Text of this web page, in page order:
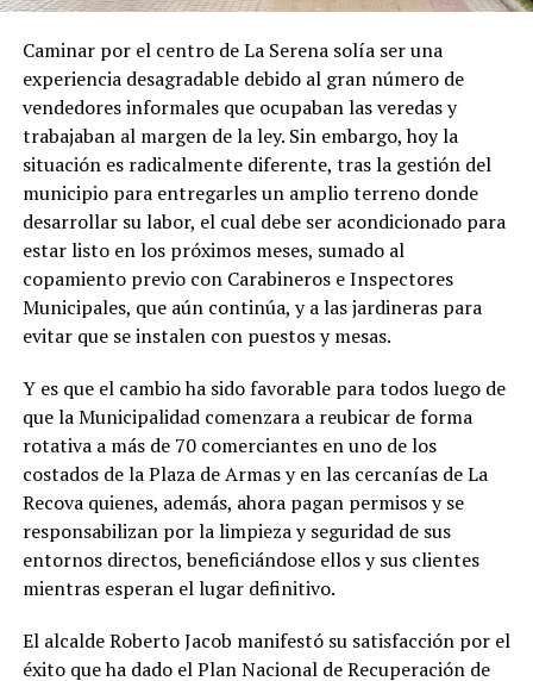
Caminar por el centro de La Serena solía ser una
experiencia desagradable debido al gran número de
vendedores informales que ocupaban las veredas y
trabajaban al margen de la ley. Sin embargo, hoy la
situación es radicalmente diferente, tras la gestión del
municipio para entregarles un amplio terreno donde
desarrollar su labor, el cual debe ser acondicionado para
estar listo en los próximos meses, sumado al
copamiento previo con Carabineros e Inspectores
Municipales, que aún continúa, y a las jardineras para
evitar que se instalen con puestos y mesas.
Y es que el cambio ha sido favorable para todos luego de
que la Municipalidad comenzara a reubicar de forma
rotativa a más de 70 comerciantes en uno de los
costados de la Plaza de Armas y en las cercanías de La
Recova quienes, además, ahora pagan permisos y se
responsabilizan por la limpieza y seguridad de sus
entornos directos, beneficiándose ellos y sus clientes
mientras esperan el lugar definitivo.
El alcalde Roberto Jacob manifestó su satisfacción por el
éxito que ha dado el Plan Nacional de Recuperación de